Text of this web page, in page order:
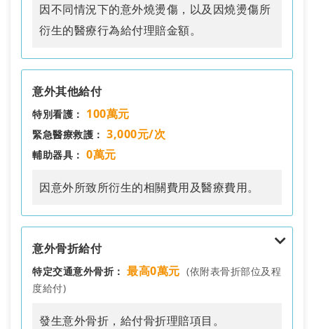
4 70萬元
5 60萬元
6 50萬元
7 40萬元
11 5萬元
因不同情況下的意外燒燙傷，以及因燒燙傷所
衍生的醫療行為給付理賠金額。
等級 說明 給付比例
第一級 體表面積 70%以上之三度燒傷
第二級
體表面積 50%~69%
以上之三度燒傷
第三級
以上之三度燒傷
體表面積 20%~29%
以上之三度燒傷或臉及頭之燒傷，
深部組織壞死（深三度），伴有
身體部份損害
第五級
意外其他給付
特別看護： 100萬元
緊急醫療救護： 3,000元/次
輔助器具： 0萬元
因意外所致所衍生的相關費用及醫療費用。
意外骨折給付
特定交通意外骨折： 最高0萬元 (依附表骨折部位及程
度給付)
發生意外骨折，給付骨折理賠項目。